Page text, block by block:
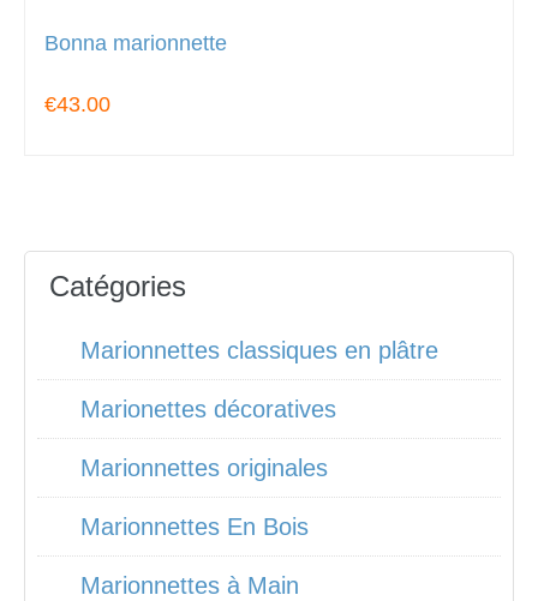
Bonna marionnette
€43.00
Catégories
Marionnettes classiques en plâtre
Marionettes décoratives
Marionnettes originales
Marionnettes En Bois
Marionnettes à Main